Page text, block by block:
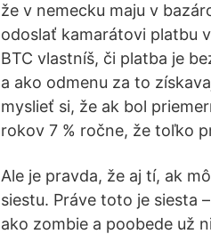
že v nemecku maju v
odoslať kamarátovi platbu
BTC vlastníš, či platba je
a ako odmenu za to
myslieť si, že ak bol
rokov 7 % ročne, že toľko
Ale je pravda, že aj tí, ak
siestu. Práve toto je siesta
ako zombie a poobede už